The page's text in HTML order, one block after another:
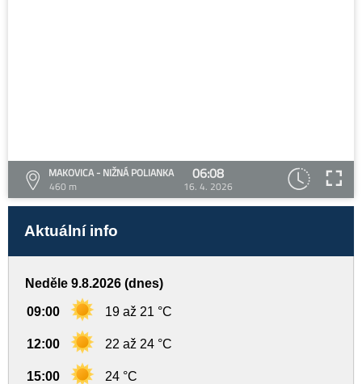
MAKOVICA - NIŽNÁ POLIANKA
460 m
06:08
16. 4. 2026
Aktuální info
Neděle 9.8.2026 (dnes)
09:00 19 až 21 °C
12:00 22 až 24 °C
15:00 24 °C